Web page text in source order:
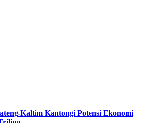
Kaltim Kantongi Potensi Ekonomi